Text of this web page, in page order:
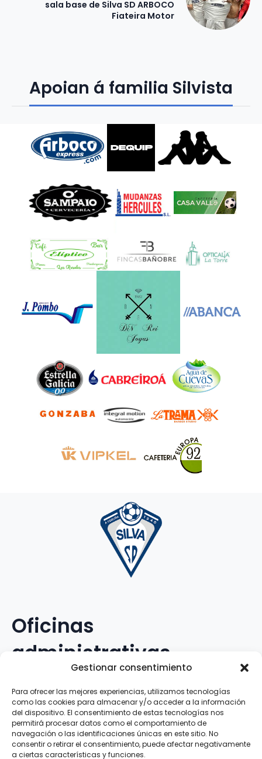
Gestionar consentimiento
Para ofrecer las mejores experiencias, utilizamos tecnologías
como las cookies para almacenar y/o acceder a la información
del dispositivo. El consentimiento de estas tecnologías nos
permitirá procesar datos como el comportamiento de
navegación o las identificaciones únicas en este sitio. No
consentir o retirar el consentimiento, puede afectar negativamente
a ciertas características y funciones.
sala base de Silva SD ARBOCO
Fiateira Motor
Apoian á familia Silvista
Oficinas
administrativas
Avenida Galileo Galilei, 12
15.008 · A Coruña · España
Teléfono:881.069.303
WhatsApp:616.897.466